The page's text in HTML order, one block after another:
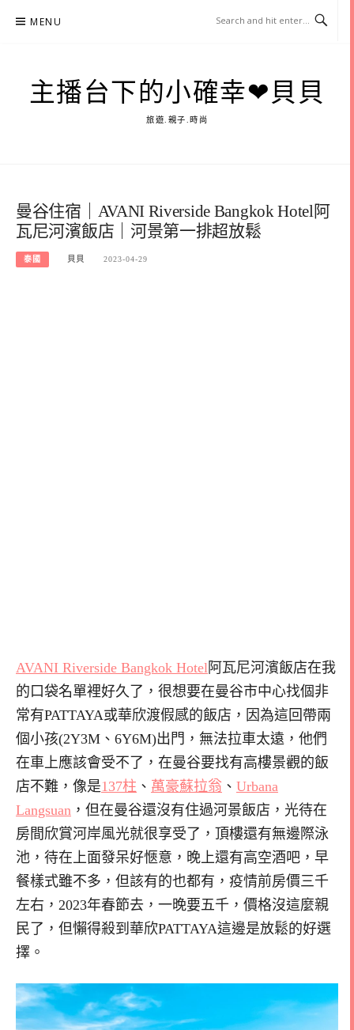
MENU
主播台下的小確幸❤貝貝
旅遊.親子.時尚
曼谷住宿｜AVANI Riverside Bangkok Hotel阿
瓦尼河濱飯店｜河景第一排超放鬆
泰國 貝貝 2023-04-29
AVANI Riverside Bangkok Hotel阿瓦尼河濱飯店在我
的口袋名單裡好久了，很想要在曼谷市中心找個非
常有PATTAYA或華欣渡假感的飯店，因為這回帶兩
個小孩(2Y3M、6Y6M)出門，無法拉車太遠，他們
在車上應該會受不了，在曼谷要找有高樓景觀的飯
店不難，像是137柱 、 萬豪蘇拉翁 、 Urbana
Langsuan ，但在曼谷還沒有住過河景飯店，光待在
房間欣賞河岸風光就很享受了，頂樓還有無邊際泳
池，待在上面發呆好愜意，晚上還有高空酒吧，早
餐樣式雖不多，但該有的也都有，疫情前房價三千
左右，2023年春節去，一晚要五千，價格沒這麼親
民了，但懶得殺到華欣PATTAYA這邊是放鬆的好選
擇。